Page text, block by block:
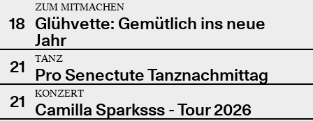
18
ZUM MITMACHEN
Glühvette: Gemütlich ins neue
Jahr
21
TANZ
Pro Senectute Tanznachmittag
21
KONZERT
Camilla Sparksss - Tour 2026